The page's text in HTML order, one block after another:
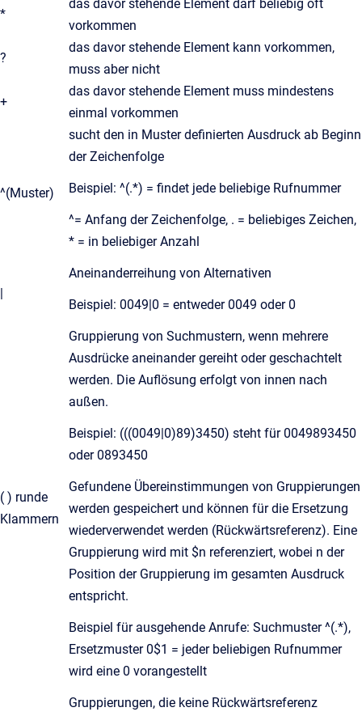
*
das davor stehende Element darf beliebig oft
vorkommen
?
das davor stehende Element kann vorkommen,
muss aber nicht
+
das davor stehende Element muss mindestens
einmal vorkommen
^(Muster)
sucht den in Muster definierten Ausdruck ab Beginn
der Zeichenfolge
Beispiel: ^(.*) = findet jede beliebige Rufnummer
^= Anfang der Zeichenfolge, . = beliebiges Zeichen,
* = in beliebiger Anzahl
|
Aneinanderreihung von Alternativen
Beispiel: 0049|0 = entweder 0049 oder 0
( ) runde
Klammern
Gruppierung von Suchmustern, wenn mehrere
Ausdrücke aneinander gereiht oder geschachtelt
werden. Die Auflösung erfolgt von innen nach
außen.
Beispiel: (((0049|0)89)3450) steht für 0049893450
oder 0893450
Gefundene Übereinstimmungen von Gruppierungen
werden gespeichert und können für die Ersetzung
wiederverwendet werden (Rückwärtsreferenz). Eine
Gruppierung wird mit $n referenziert, wobei n der
Position der Gruppierung im gesamten Ausdruck
entspricht.
Beispiel für ausgehende Anrufe: Suchmuster ^(.*),
Ersetzmuster 0$1 = jeder beliebigen Rufnummer
wird eine 0 vorangestellt
Gruppierungen, die keine Rückwärtsreferenz